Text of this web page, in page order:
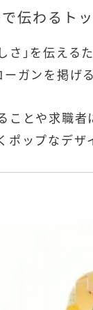
で伝わるト
さ」を伝える
ーガンを掲げ
ことや求職
ポップなデザ